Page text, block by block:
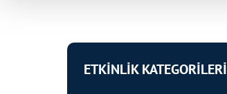
ETKİNLİK KATEGORİLERİ